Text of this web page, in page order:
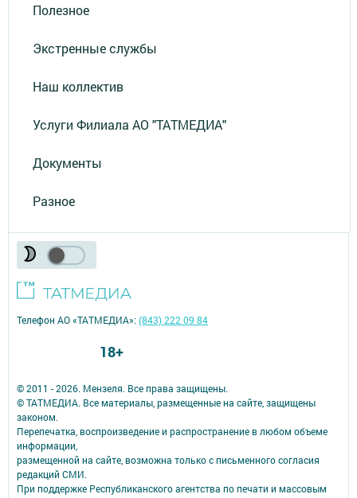
Полезное
Экстренные службы
Наш коллектив
Услуги Филиала АО "ТАТМЕДИА"
Документы
Разное
© 2011 - 2026. Мензеля. Все права защищены.
© ТАТМЕДИА. Все материалы, размещенные на сайте, защищены
законом.
Перепечатка, воспроизведение и распространение в любом объеме
информации,
размещенной на сайте, возможна только с письменного согласия
редакций СМИ.
При поддержке Республиканского агентства по печати и массовым
Телефон АО «ТАТМЕДИА»:(843) 222 09 84
18+